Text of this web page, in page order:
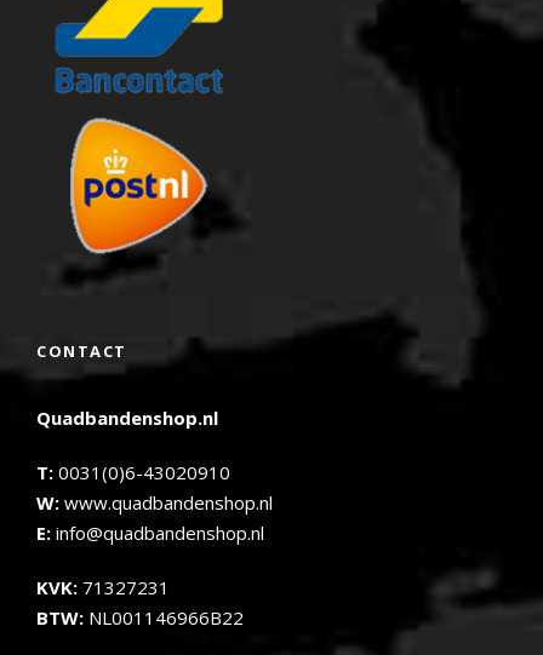
CONTACT
Quadbandenshop.nl
T: 0031(0)6-43020910
W: www.quadbandenshop.nl
E: info@quadbandenshop.nl
KVK: 71327231
BTW: NL001146966B22